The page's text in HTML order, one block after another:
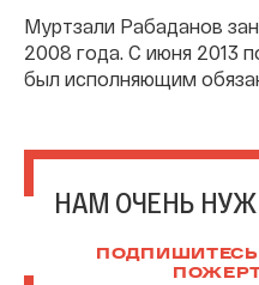
Муртзали Рабаданов
2008 года. С июня 2013
был исполняющим
НАМ ОЧЕНЬ